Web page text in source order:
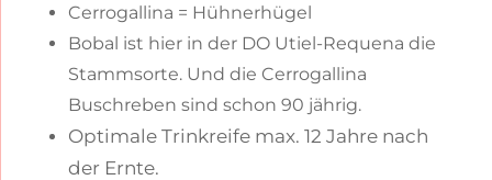
Cerrogallina = Hühnerhügel
Bobal ist hier in der DO Utiel-Requena die
Stammsorte. Und die Cerrogallina
Buschreben sind schon 90 jährig.
Optimale Trinkreife max. 12 Jahre nach
der Ernte.